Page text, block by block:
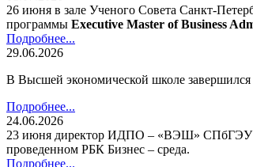
26 июня в зале Ученого Совета Санкт-
программы Executive Master of Business
Подробнее...
29.06.2026
В Высшей экономической школе
Подробнее...
24.06.2026
23 июня директор ИДПО – «ВЭШ» СПбГЭУ
проведенном РБК Бизнес – среда.
Подробнее...